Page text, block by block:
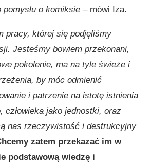
o komiksie – mówi Iza.
pracy, której się podjęliśmy
Jesteśmy bowiem przekonani,
pokolenie, ma na tyle świeże i
by móc odmienić
i patrzenie na istotę istnienia
człowieka jako jednostki, oraz
nas rzeczywistość i destrukcyjny
zatem przekazać im w
podstawową wiedzę i